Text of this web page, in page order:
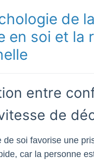
de la
en soi et la
entre
de
de soi favorise une
car la personne